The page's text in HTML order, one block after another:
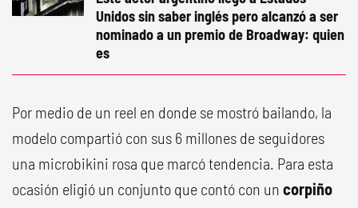
Unidos sin saber inglés pero alcanzó a ser
nominado a un premio de Broadway: quien
es
Por medio de un reel en donde se mostró bailando, la
modelo compartió con sus 6 millones de seguidores
una microbikini rosa que marcó tendencia. Para esta
ocasión eligió un conjunto que contó con un corpiño